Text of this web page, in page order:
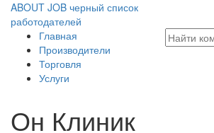
ABOUT JOB черный список
работодателей
Главная
Производители
Торговля
Услуги
Он Клиник